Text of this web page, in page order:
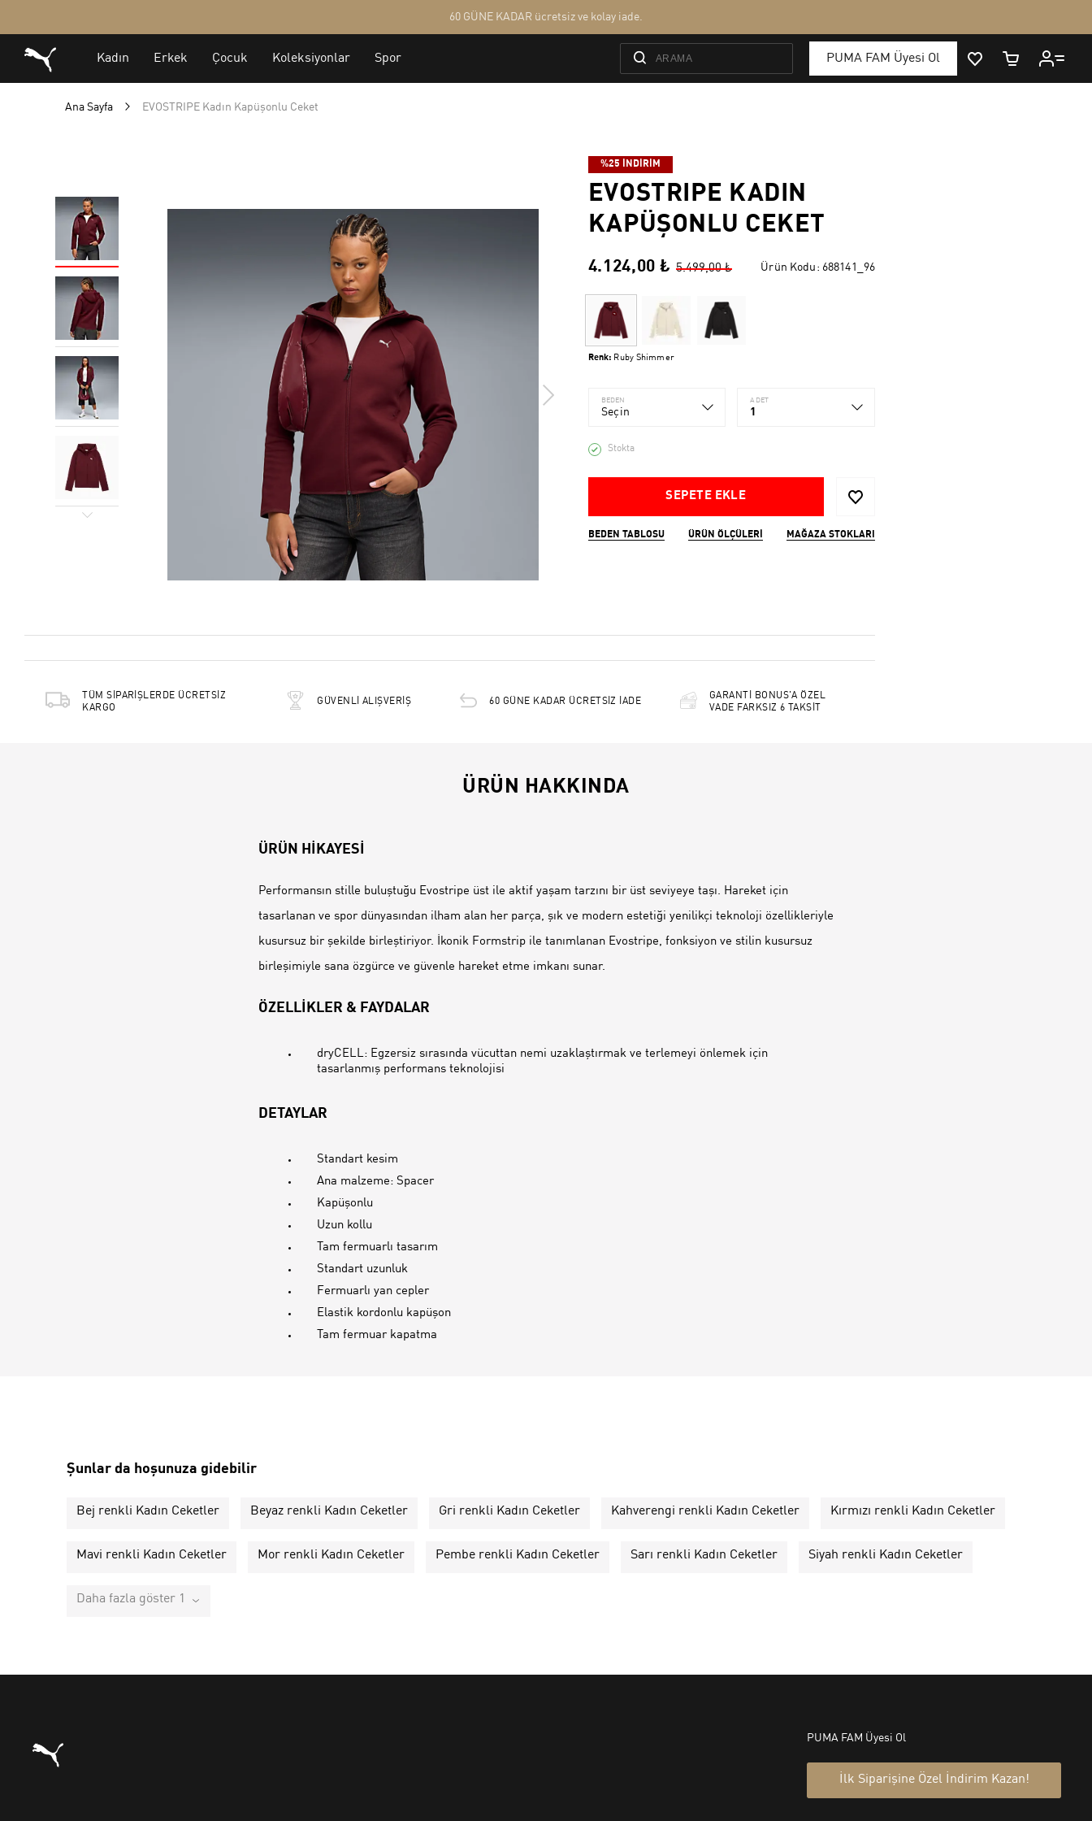
Ana Sayfa EVOSTRIPE Kadın Kapüşonlu Ceket
%25 İNDİRİM
EVOSTRIPE KADIN
KAPÜŞONLU CEKET
4.124,00 ₺ 5.499,00 ₺ Ürün Kodu: 688141_96
Renk: Ruby Shimmer
BEDEN
Seçin
ADET
1
Stokta
SEPETE EKLE
BEDEN TABLOSU ÜRÜN ÖLÇÜLERI MAĞAZA STOKLARI
TÜM SİPARİŞLERDE ÜCRETSİZ
KARGO
GÜVENLİ ALIŞVERİŞ 60 GÜNE KADAR ÜCRETSİZ İADE
GARANTİ BONUS'A ÖZEL
VADE FARKSIZ 6 TAKSİT
ÜRÜN HAKKINDA
ÜRÜN HİKAYESİ
Performansın stille buluştuğu Evostripe üst ile aktif yaşam tarzını bir üst seviyeye taşı. Hareket için
tasarlanan ve spor dünyasından ilham alan her parça, şık ve modern estetiği yenilikçi teknoloji özellikleriyle
kusursuz bir şekilde birleştiriyor. İkonik Formstrip ile tanımlanan Evostripe, fonksiyon ve stilin kusursuz
birleşimiyle sana özgürce ve güvenle hareket etme imkanı sunar.
ÖZELLİKLER & FAYDALAR
dryCELL: Egzersiz sırasında vücuttan nemi uzaklaştırmak ve terlemeyi önlemek için
tasarlanmış performans teknolojisi
DETAYLAR
Standart kesim
Ana malzeme: Spacer
Kapüşonlu
Uzun kollu
Tam fermuarlı tasarım
Standart uzunluk
Fermuarlı yan cepler
Elastik kordonlu kapüşon
Tam fermuar kapatma
Şunlar da hoşunuza gidebilir
Bej renkli Kadın Ceketler Beyaz renkli Kadın Ceketler Gri renkli Kadın Ceketler Kahverengi renkli Kadın Ceketler Kırmızı renkli Kadın Ceketler
Mavi renkli Kadın Ceketler Mor renkli Kadın Ceketler Pembe renkli Kadın Ceketler Sarı renkli Kadın Ceketler Siyah renkli Kadın Ceketler
Daha fazla göster 1